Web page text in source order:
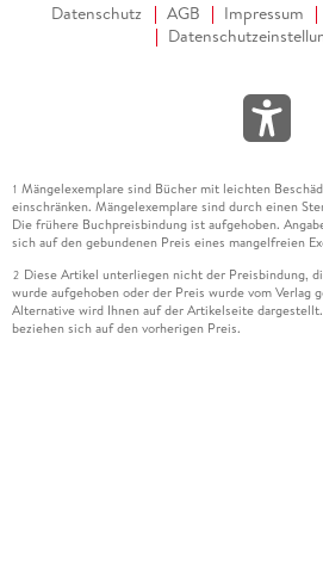
Datenschutz AGB Impressum
1 Mängelexemplare sind Bücher mit leichten
einschränken. Mängelexemplare sind durch einen
Die frühere Buchpreisbindung ist aufgehoben.
sich auf den gebundenen Preis eines mangelfreien
2 Diese Artikel unterliegen nicht der Preisbindung,
wurde aufgehoben oder der Preis wurde vom Verlag
Alternative wird Ihnen auf der Artikelseite
beziehen sich auf den vorherigen Preis.